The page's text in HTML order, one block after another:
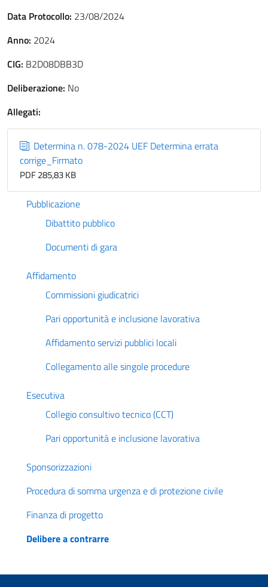
Data Protocollo: 23/08/2024
Anno: 2024
CIG: B2D08DBB3D
Deliberazione: No
Allegati:
Determina n. 078-2024 UEF Determina errata
corrige_Firmato
PDF 285,83 KB
Pubblicazione
Dibattito pubblico
Documenti di gara
Affidamento
Commissioni giudicatrici
Pari opportunità e inclusione lavorativa
Affidamento servizi pubblici locali
Collegamento alle singole procedure
Esecutiva
Collegio consultivo tecnico (CCT)
Pari opportunità e inclusione lavorativa
Sponsorizzazioni
Procedura di somma urgenza e di protezione civile
Finanza di progetto
Delibere a contrarre